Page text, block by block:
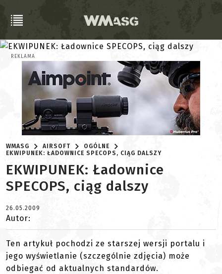
REKLAMA
WMASG AIRSOFT
OGÓLNE
EKWIPUNEK: ŁADOWNICE SPECOPS, CIĄG DALSZY
EKWIPUNEK: Ładownice
SPECOPS, ciąg dalszy
26.05.2009
Autor:
Ten artykuł pochodzi ze starszej wersji portalu i
jego wyświetlanie (szczególnie zdjęcia) może
odbiegać od aktualnych standardów.